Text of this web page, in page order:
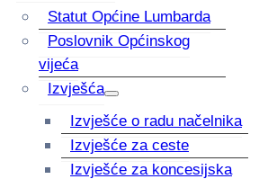
Statut Općine Lumbarda
Poslovnik Općinskog
vijeća
Izvješća
Izvješće o radu načelnika
Izvješće za ceste
Izvješće za koncesijska